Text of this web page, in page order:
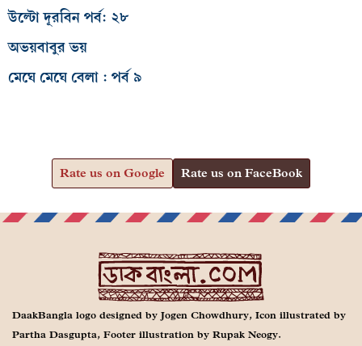
উল্টো দূরবিন পর্ব: ২৮
অভয়বাবুর ভয়
মেঘে মেঘে বেলা : পর্ব ৯
Rate us on Google Rate us on FaceBook
DaakBangla logo designed by Jogen Chowdhury, Icon illustrated by
Partha Dasgupta, Footer illustration by Rupak Neogy.